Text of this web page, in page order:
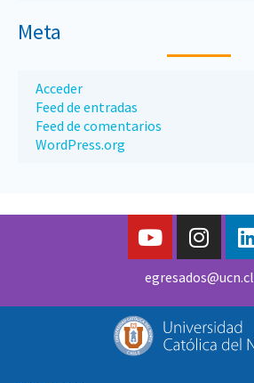
Meta
Acceder
Feed de entradas
Feed de comentarios
WordPress.org
egresados@ucn.cl